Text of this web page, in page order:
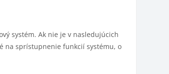
systém. Ak nie je v nasledujúcich
na sprístupnenie funkcií systému, o